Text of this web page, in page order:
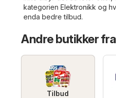
kategorien Elektronikk og
enda bedre tilbud.
Andre butikker
Tilbud